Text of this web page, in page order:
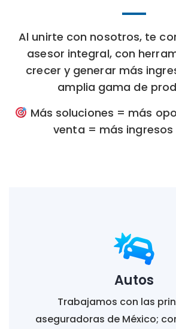
Al unirte con nosotros, te
asesor integral, con
crecer y generar más
amplia gama de
Más soluciones = más
venta = más
Autos
Trabajamos con las
aseguradoras de México;